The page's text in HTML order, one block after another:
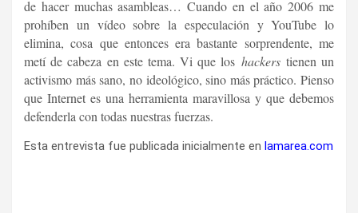
de hacer muchas asambleas… Cuando en el año 2006 me
prohíben un vídeo sobre la especulación y YouTube lo
elimina, cosa que entonces era bastante sorprendente, me
metí de cabeza en este tema. Vi que los hackerstienen un
activismo más sano, no ideológico, sino más práctico. Pienso
que Internet es una herramienta maravillosa y que debemos
defenderla con todas nuestras fuerzas.
Esta entrevista fue publicada inicialmente en lamarea.com